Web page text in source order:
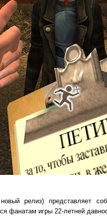
релиз) представляет
фанатам игры 22-летней